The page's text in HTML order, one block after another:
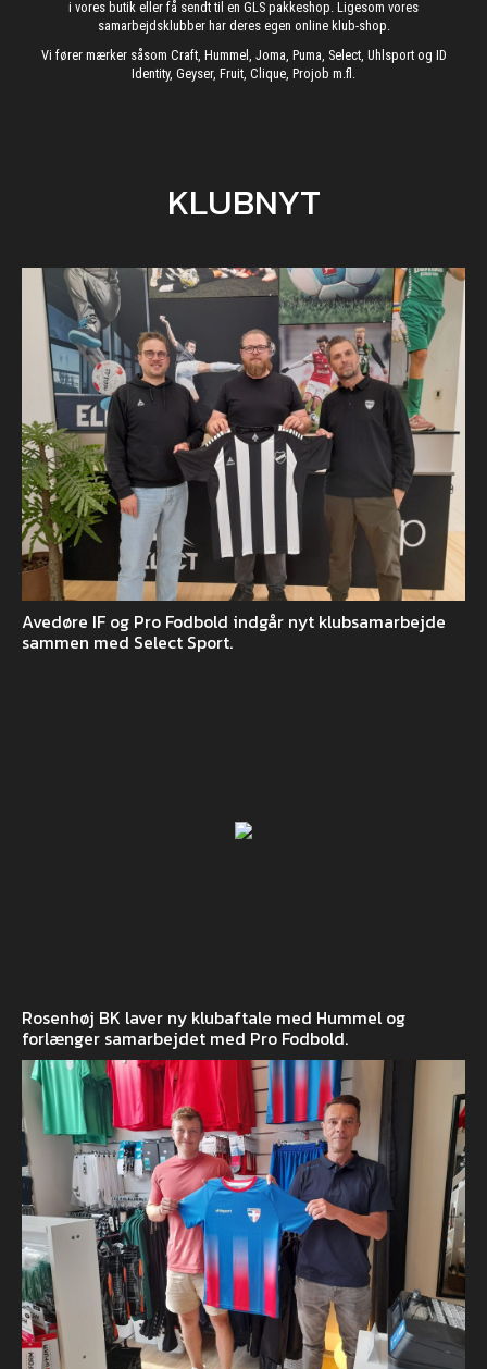
i vores butik eller få sendt til en GLS pakkeshop. Ligesom vores
samarbejdsklubber har deres egen online klub-shop.
Vi fører mærker såsom Craft, Hummel, Joma, Puma, Select, Uhlsport og ID
Identity, Geyser, Fruit, Clique, Projob m.fl.
KLUBNYT
Avedøre IF og Pro Fodbold indgår nyt klubsamarbejde
sammen med Select Sport.
Rosenhøj BK laver ny klubaftale med Hummel og
forlænger samarbejdet med Pro Fodbold.